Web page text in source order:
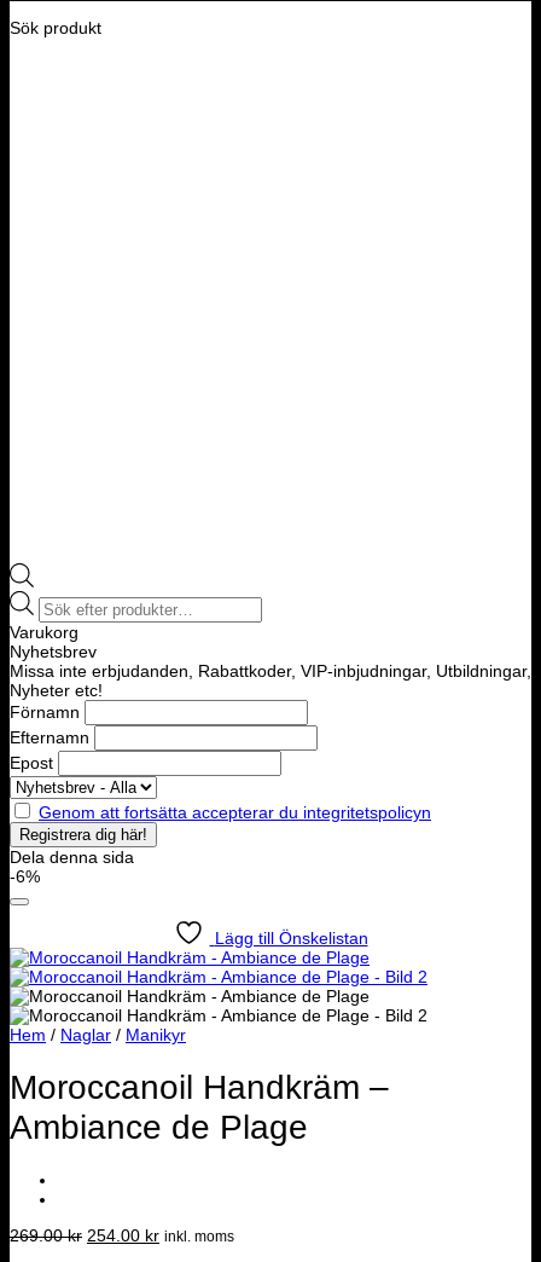
Sök produkt
Products
search
Varukorg
Nyhetsbrev
Missa inte erbjudanden, Rabattkoder, VIP-inbjudningar, Utbildningar,
Nyheter etc!
Förnamn
Efternamn
Epost
Genom att fortsätta accepterar du integritetspolicyn
Dela denna sida
-6%
Lägg till Önskelistan
Hem / Naglar / Manikyr
Moroccanoil Handkräm –
Ambiance de Plage
269.00kr Det
254.00 krDet
inkl. moms